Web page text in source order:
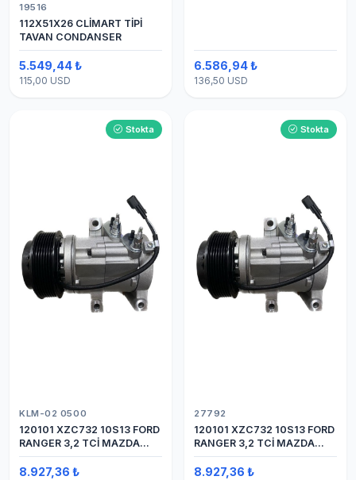
19516
112X51X26 CLİMART TİPİ
TAVAN CONDANSER
5.549,44 ₺
115,00 USD
6.586,94 ₺
136,50 USD
Stokta
KLM-02 0500
120101 XZC732 10S13 FORD
RANGER 3,2 TCİ MAZDA
Y.M.
8.927,36 ₺
Stokta
27792
120101 XZC732 10S13 FORD
RANGER 3,2 TCİ MAZDA
Y.M. KOMPRESÖR 7PK 12V
8.927,36 ₺